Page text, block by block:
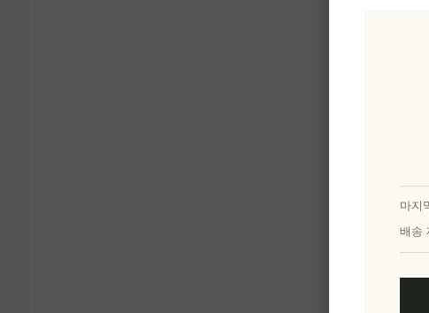
마지
배송